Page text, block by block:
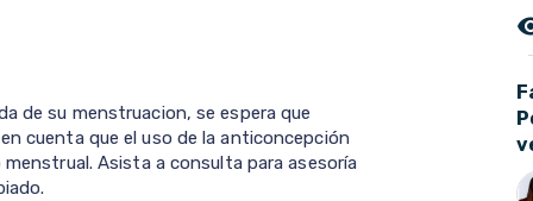
de su menstruacion, se espera que
cuenta que el uso de la anticoncepción
Asista a consulta para asesoría